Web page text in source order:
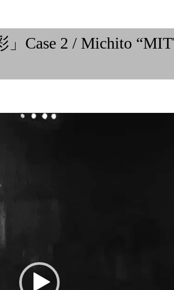
ブルの中の小宇宙【その１...
梅田 Zeela /
」Case 2 / Michito